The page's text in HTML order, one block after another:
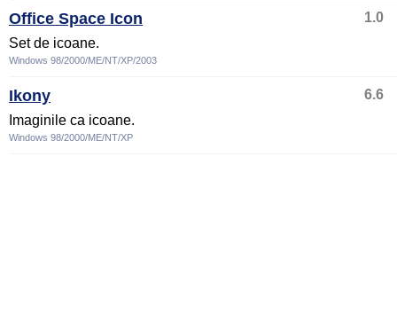
Office Space Icon
1.0
Set de icoane.
Windows 98/2000/ME/NT/XP/2003
Ikony
6.6
Imaginile ca icoane.
Windows 98/2000/ME/NT/XP